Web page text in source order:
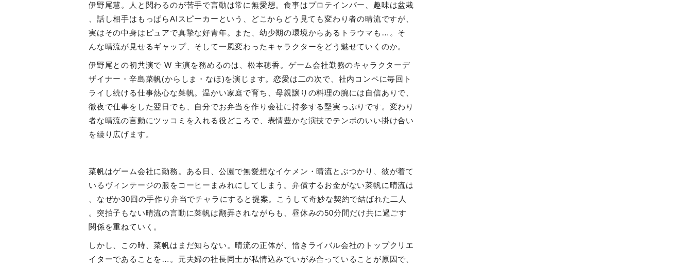
伊野尾慧。人と関わるのが苦手で言動は常に無愛想。食事はプロテインバー、趣味は盆栽
、話し相手はもっぱらAI スピーカーという、どこからどう見ても変わり者の晴流ですが、
実はその中身はピュアで真摯な好青年。また、幼少期の環境からあるトラウマも … 。そ
んな晴流が見せるギャップ、そして一風変わったキャラクターをどう魅せていくのか。
伊野尾との初共演で W 主演を務めるのは、松本穂香。ゲーム会社勤務のキャラクターデ
ザイナー・辛島菜帆(からしま・なほ)を演じます。恋愛は二の次で、社内コンペに毎回ト
ライし続ける仕事熱心な菜帆。温かい家庭で育ち、母親譲りの料理の腕には自信ありで、
徹夜で仕事をした翌日でも、自分でお弁当を作り会社に持参する堅実っぷりです。変わり
者な晴流の言動にツッコミを入れる役どころで、表情豊かな演技でテンポのいい掛け合い
を繰り広げます。
菜帆はゲーム会社に勤務。ある日、公園で無愛想なイケメン・晴流とぶつかり、彼が着て
いるヴィンテージの服をコーヒーまみれにしてしまう。弁償するお金がない菜帆に晴流は
、なぜか30回の手作り弁当でチャラにすると提案。こうして奇妙な契約で結ばれた二人
。突拍子もない晴流の言動に菜帆は翻弄されながらも、昼休みの50分間だけ共に過ごす
関係を重ねていく。
しかし、この時、菜帆はまだ知らない。晴流の正体が、憎きライバル会社のトップクリエ
イターであることを … 。元夫婦の社長同士が私情込みでいがみ合っていることが原因で、